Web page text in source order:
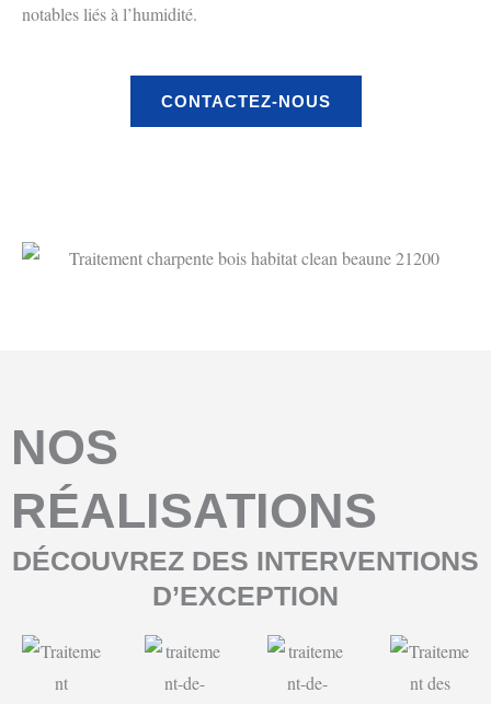
notables liés à l’humidité.
CONTACTEZ-NOUS
NOS
RÉALISATIONS
DÉCOUVREZ DES INTERVENTIONS
D’EXCEPTION